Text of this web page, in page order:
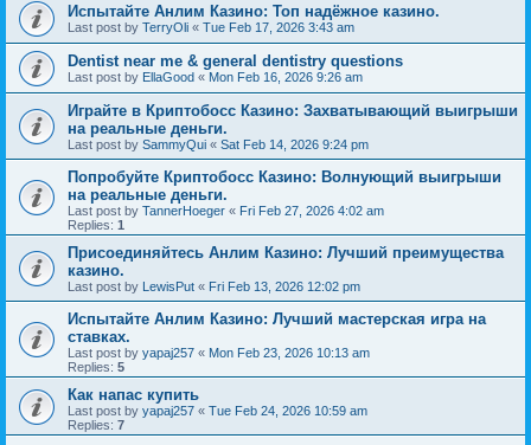
Испытайте Анлим Казино: Топ надёжное казино.
Last post by TerryOli « Tue Feb 17, 2026 3:43 am
Dentist near me & general dentistry questions
Last post by EllaGood « Mon Feb 16, 2026 9:26 am
Играйте в Криптобосс Казино: Захватывающий выигрыши
на реальные деньги.
Last post by SammyQui « Sat Feb 14, 2026 9:24 pm
Попробуйте Криптобосс Казино: Волнующий выигрыши
на реальные деньги.
Last post by TannerHoeger « Fri Feb 27, 2026 4:02 am
Replies: 1
Присоединяйтесь Анлим Казино: Лучший преимущества
казино.
Last post by LewisPut « Fri Feb 13, 2026 12:02 pm
Испытайте Анлим Казино: Лучший мастерская игра на
ставках.
Last post by yapaj257 « Mon Feb 23, 2026 10:13 am
Replies: 5
Как напас купить
Last post by yapaj257 « Tue Feb 24, 2026 10:59 am
Replies: 7